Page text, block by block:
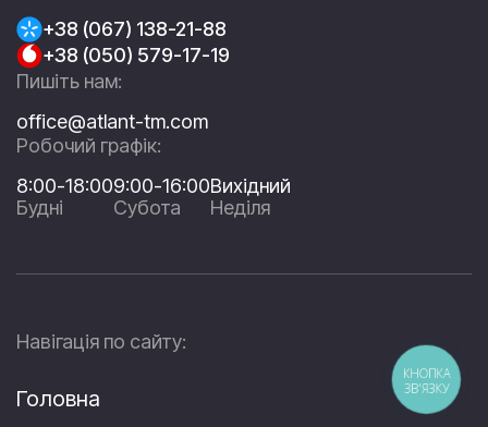
+38 (067) 138-21-88
+38 (050) 579-17-19
Пишіть нам:
office@atlant-tm.com
Робочий графік:
8:00-18:00
Будні
9:00-16:00
Субота
Вихідний
Неділя
Навігація по сайту:
Головна